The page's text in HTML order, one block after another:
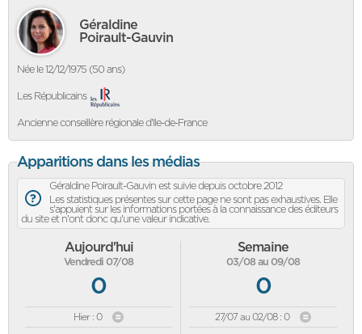
Géraldine
Poirault-Gauvin
Née le 12/12/1975 (50 ans)
Les Républicains
Ancienne conseillère régionale d'Ile-de-France
Apparitions dans les médias
Géraldine Poirault-Gauvin est suivie depuis octobre 2012
Les statistiques présentes sur cette page ne sont pas exhaustives. Elle
s'appuient sur les informations portées à la connaissance des éditeurs
du site et n'ont donc qu'une valeur indicative.
Aujourd'hui
Vendredi 07/08
0
Hier : 0
Semaine
03/08 au 09/08
0
27/07 au 02/08 : 0